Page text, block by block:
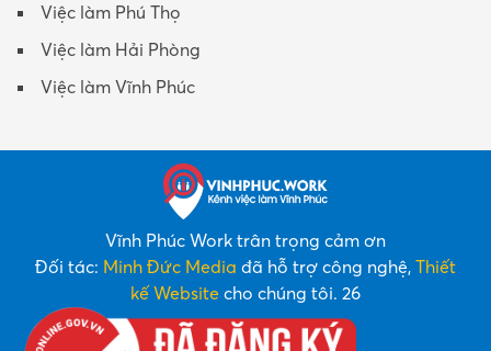
Việc làm Phú Thọ
Việc làm Hải Phòng
Việc làm Vĩnh Phúc
Vĩnh Phúc Work trân trọng cảm ơn
Đối tác: Minh Đức Media đã hỗ trợ công nghệ, Thiết
kế Website cho chúng tôi. 26